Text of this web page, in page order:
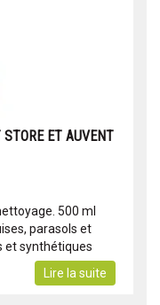
ET AUVENT
500 ml
parasols et
et synthétiques
Lire la suite